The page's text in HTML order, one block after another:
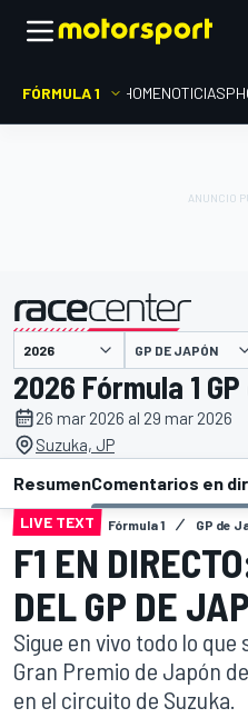
FÓRMULA 1 HOMENOTICIAS
GP DE JAPÓN
2026 Fórmula 1
26 mar 2026 al 29 mar 2026
Suzuka, JP
ResumenComentarios en
LIVE TEXT Fórmula 1 GP de
F1 EN
DEL GP DE
Sigue en vivo todo lo
Gran Premio de Japón
en el circuito de Suzuka.